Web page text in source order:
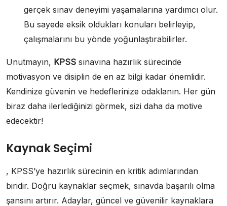
gerçek sınav deneyimi yaşamalarına yardımcı olur.
Bu sayede eksik oldukları konuları belirleyip,
çalışmalarını bu yönde yoğunlaştırabilirler.
Unutmayın, KPSS sınavına hazırlık sürecinde
motivasyon ve disiplin de en az bilgi kadar önemlidir.
Kendinize güvenin ve hedeflerinize odaklanın. Her gün
biraz daha ilerlediğinizi görmek, sizi daha da motive
edecektir!
Kaynak Seçimi
, KPSS’ye hazırlık sürecinin en kritik adımlarından
biridir. Doğru kaynaklar seçmek, sınavda başarılı olma
şansını artırır. Adaylar, güncel ve güvenilir kaynaklara